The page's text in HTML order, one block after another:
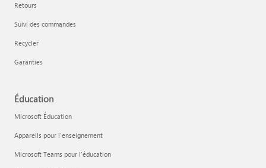
Retours
Suivi des commandes
Recycler
Garanties
Éducation
Microsoft Éducation
Appareils pour l’enseignement
Microsoft Teams pour l’éducation